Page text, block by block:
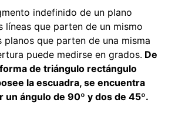
indefinido de un plano
líneas que parten de un mismo
que parten de una misma
puede medirse en grados. De
de triángulo rectángulo
la escuadra, se encuentra
un ángulo de 90º y dos de 45º.